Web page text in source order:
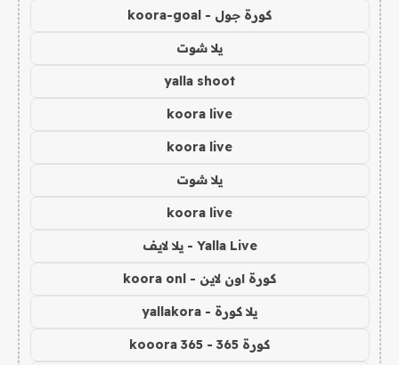
كورة جول - koora-goal
يلا شوت
yalla shoot
koora live
koora live
يلا شوت
koora live
Yalla Live - يلا لايف
كورة اون لاين - koora onl
يلا كورة - yallakora
كورة 365 - kooora 365